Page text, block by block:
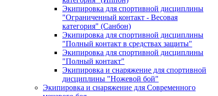
Экипировка для спортивной дисциплины
"Ограниченный контакт - Весовая
категория" (Санбон)
Экипировка для спортивной дисциплины
"Полный контакт в средствах защиты"
Экипировка для спортивной дисциплины
"Полный контакт"
Экипировка и снаряжение для спортивной
дисциплины "Ножевой бой"
Экипировка и снаряжение для Современного